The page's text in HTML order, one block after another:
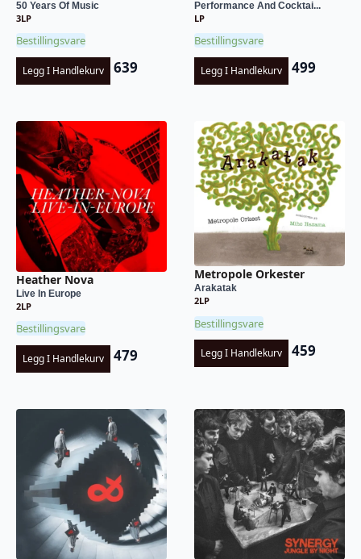
50 Years Of Music
3LP
Bestillingsvare
Legg I Handlekurv 639
Performance And Cocktai...
LP
Bestillingsvare
Legg I Handlekurv 499
Heather Nova
Live In Europe
2LP
Bestillingsvare
Legg I Handlekurv 479
Metropole Orkester
Arakatak
2LP
Bestillingsvare
Legg I Handlekurv 459